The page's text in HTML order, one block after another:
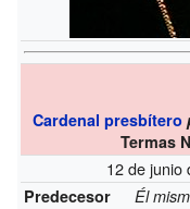
Cardenal presbítero
Termas
12 de junio
Predecesor
Él